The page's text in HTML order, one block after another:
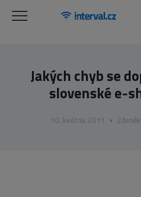
Menu
Jakých chyb se
slovenské e-
10. května 2011 •